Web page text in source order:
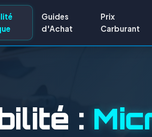
Guides
d'Achat
Prix
Carburant
: